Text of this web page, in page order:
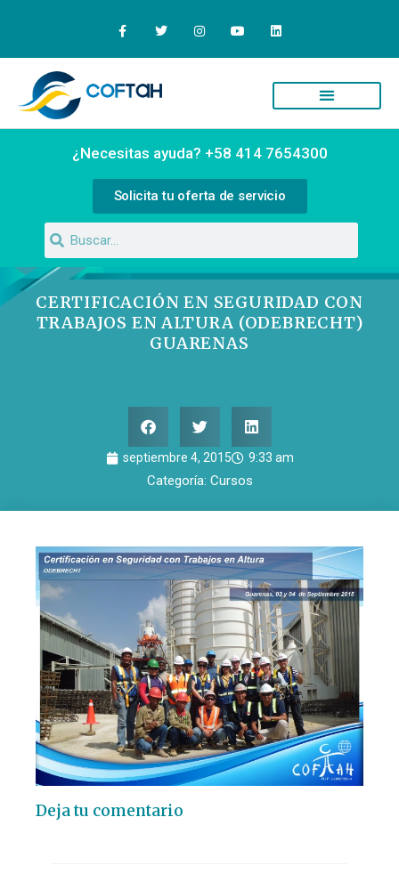
¿Necesitas ayuda? +58 414 7654300
Solicita tu oferta de servicio
CERTIFICACIÓN EN SEGURIDAD CON
TRABAJOS EN ALTURA (ODEBRECHT)
GUARENAS
septiembre 4, 2015 9:33 am
Categoría: Cursos
Deja tu comentario